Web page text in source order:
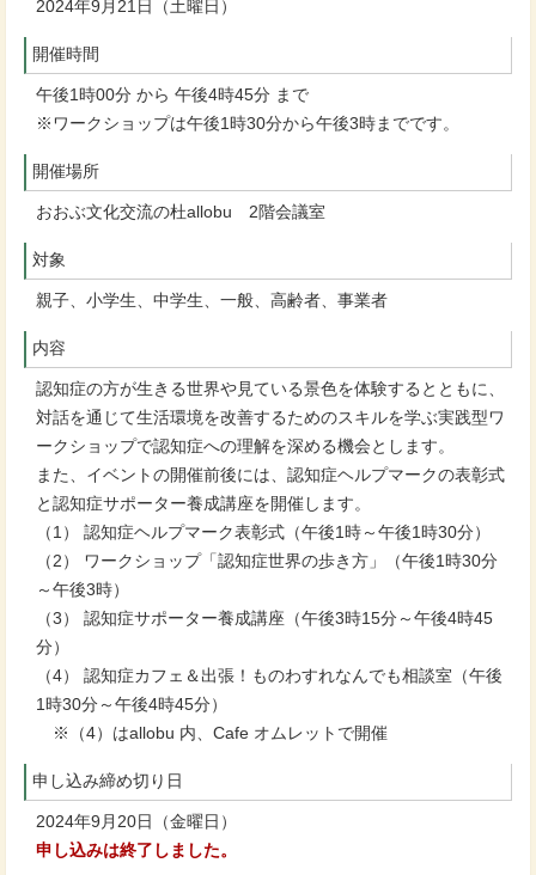
2024年9月21日（土曜日）
開催時間
午後1時00分 から 午後4時45分 まで
※ワークショップは午後1時30分から午後3時までです。
開催場所
おおぶ文化交流の杜allobu 2階会議室
対象
親子、小学生、中学生、一般、高齢者、事業者
内容
認知症の方が生きる世界や見ている景色を体験するとともに、
対話を通じて生活環境を改善するためのスキルを学ぶ実践型ワ
ークショップで認知症への理解を深める機会とします。
また、イベントの開催前後には、認知症ヘルプマークの表彰式
と認知症サポーター養成講座を開催します。
（1） 認知症ヘルプマーク表彰式（午後1時～午後1時30分）
（2） ワークショップ「認知症世界の歩き方」（午後1時30分
～午後3時）
（3） 認知症サポーター養成講座（午後3時15分～午後4時45
分）
（4） 認知症カフェ＆出張！ものわすれなんでも相談室（午後
1時30分～午後4時45分）
※（4）はallobu 内、Cafe オムレットで開催
申し込み締め切り日
2024年9月20日（金曜日）
申し込みは終了しました。